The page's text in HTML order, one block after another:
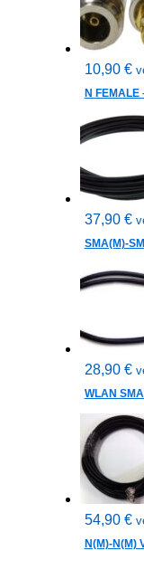
10,90 €
N FEMALE
37,90 €
SMA(M)-
28,90 €
WLAN
54,90 €
N(M)-N(M)